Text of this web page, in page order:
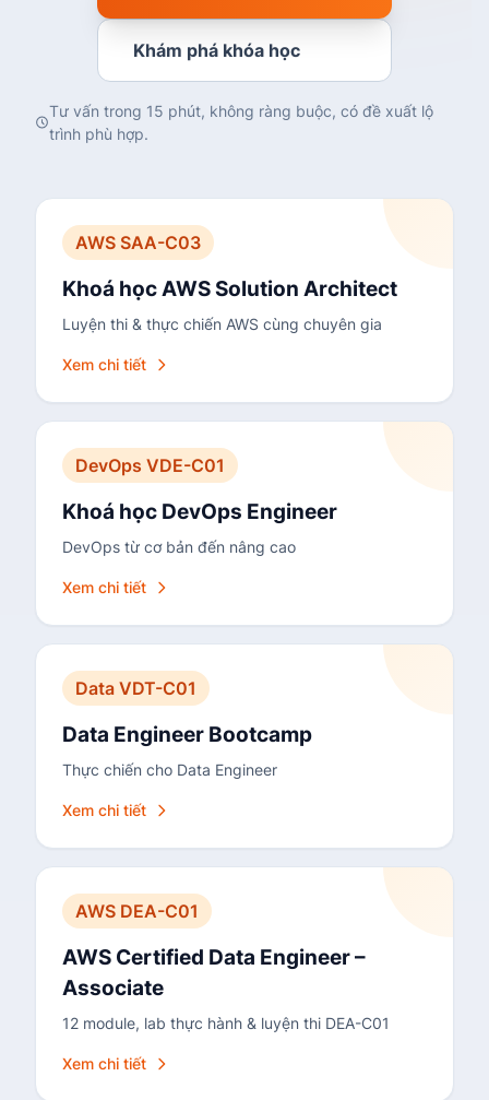
Khám phá khóa học
Tư vấn trong 15 phút, không ràng buộc, có đề xuất lộ
trình phù hợp.
AWS SAA-C03
Khoá học AWS Solution Architect
Luyện thi & thực chiến AWS cùng chuyên gia
Xem chi tiết
DevOps VDE-C01
Khoá học DevOps Engineer
DevOps từ cơ bản đến nâng cao
Xem chi tiết
Data VDT-C01
Data Engineer Bootcamp
Thực chiến cho Data Engineer
Xem chi tiết
AWS DEA-C01
AWS Certified Data Engineer –
Associate
12 module, lab thực hành & luyện thi DEA-C01
Xem chi tiết